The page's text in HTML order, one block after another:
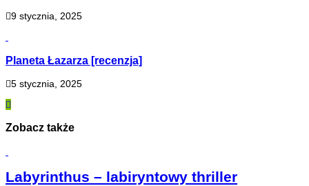
9 stycznia, 2025
Planeta Łazarza [recenzja]
5 stycznia, 2025
Zobacz także
Labyrinthus – labiryntowy thriller